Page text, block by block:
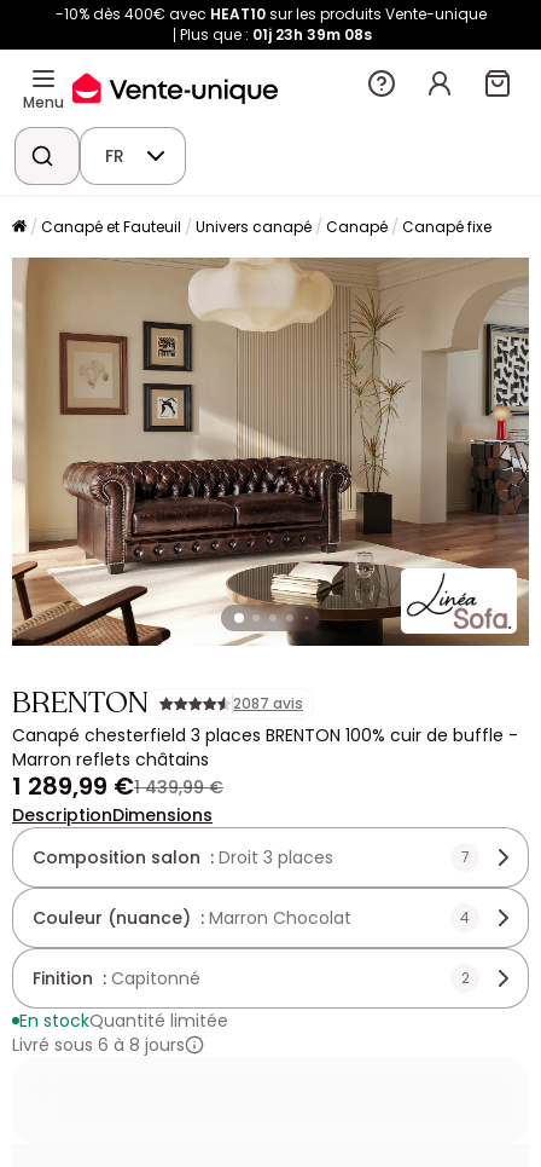
-10% dès 400€ avec HEAT10sur les produits Vente-unique
Plus que : 01j 23h 39m 08s
Menu
FR
Canapé et Fauteuil Univers canapé Canapé Canapé fixe
BRENTON 2087 avis
Canapé chesterfield 3 places BRENTON 100% cuir de buffle -
Marron reflets châtains
1 289,99 €1 439,99 €
DescriptionDimensions
Composition salon : Droit 3 places 7
Couleur (nuance) : Marron Chocolat 4
Finition : Capitonné 2
En stockQuantité limitée
Livré sous 6 à 8 jours